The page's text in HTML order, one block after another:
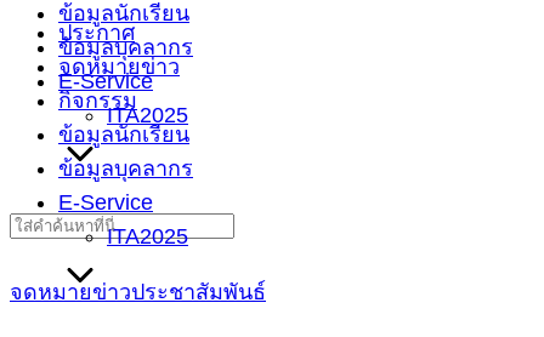
ประกาศ
จดหมายข่าว
กิจกรรม
ข้อมูลนักเรียน
ข้อมูลบุคลากร
E-Service
ITA2025
ข้อมูลนักเรียน
ข้อมูลบุคลากร
E-Service
ITA2025
Search
จดหมายข่าวประชาสัมพันธ์